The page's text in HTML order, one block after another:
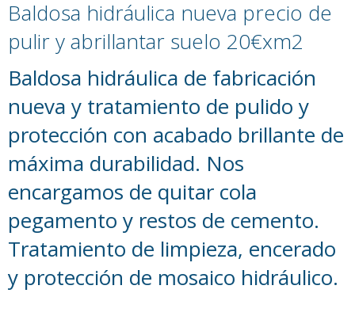
Baldosa hidráulica nueva precio de
pulir y abrillantar suelo 20€xm2
Baldosa hidráulica de fabricación
nueva y tratamiento de pulido y
protección con acabado brillante de
máxima durabilidad. Nos
encargamos de quitar cola
pegamento y restos de cemento.
Tratamiento de limpieza, encerado
y protección de mosaico hidráulico.